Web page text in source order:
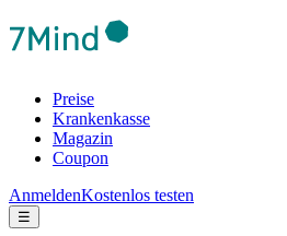
Preise
Krankenkasse
Magazin
Coupon
AnmeldenKostenlos testen
☰